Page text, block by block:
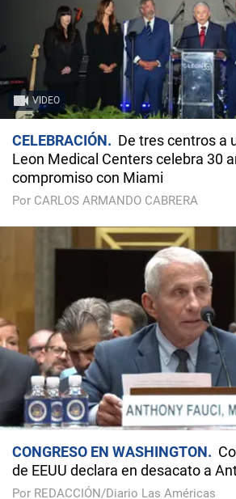
VIDEO
CELEBRACIÓN
De tres centros a
Leon Medical Centers celebra 30
compromiso con Miami
Por CARLOS ARMANDO CABRERA
CONGRESO EN WASHINGTON
de EEUU declara en desacato a
Por REDACCIÓN/Diario Las Américas